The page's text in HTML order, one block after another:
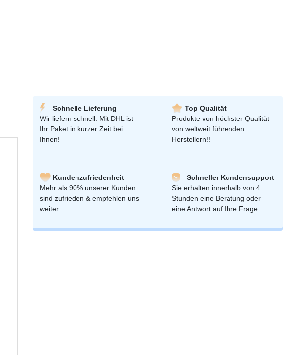
Schnelle Lieferung
Wir liefern schnell. Mit DHL ist
Ihr Paket in kurzer Zeit bei
Ihnen!
Top Qualität
Produkte von höchster Qualität
von weltweit führenden
Herstellern!!
Kundenzufriedenheit
Mehr als 90% unserer Kunden
sind zufrieden & empfehlen uns
weiter.
Schneller Kundensupport
Sie erhalten innerhalb von 4
Stunden eine Beratung oder
eine Antwort auf Ihre Frage.